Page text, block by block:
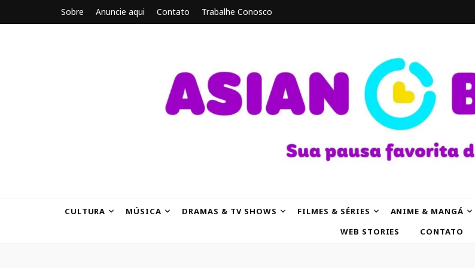
Sobre Anuncie aqui Contato Trabalhe Conosco
CULTURA MÚSICA DRAMAS & TV SHOWS FILMES & SÉRIES ANIME & MANGÁ
WEB STORIES
CONTATO